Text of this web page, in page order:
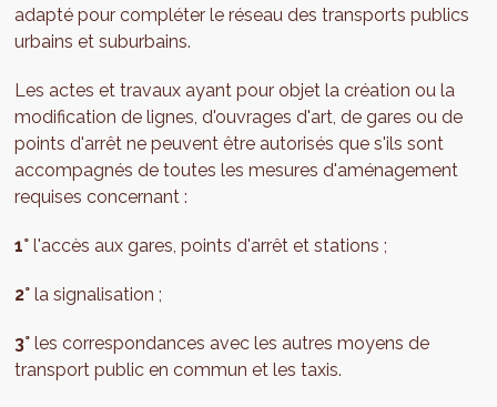
adapté pour compléter le réseau des transports publics
urbains et suburbains.
Les actes et travaux ayant pour objet la création ou la
modification de lignes, d'ouvrages d'art, de gares ou de
points d'arrêt ne peuvent être autorisés que s'ils sont
accompagnés de toutes les mesures d'aménagement
requises concernant :
1°l'accès aux gares, points d'arrêt et stations ;
2°la signalisation ;
3°les correspondances avec les autres moyens de
transport public en commun et les taxis.